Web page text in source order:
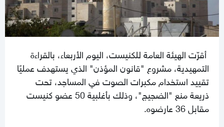
أقرّت الهيئة العامة للكنيست، اليوم الأربعاء، بالقراءة
التمهيدية، مشروع "قانون المؤذن" الذي يستهدف عمليًا
تقييد استخدام مكبرات الصوت في المساجد، تحت
ذريعة منع "الضجيج"، وذلك بأغلبية 50 عضو كنيست
مقابل 36 عارضوه.